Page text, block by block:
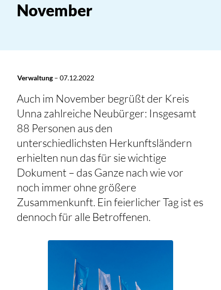
November
Verwaltung– 07.12.2022
Auch im November begrüßt der Kreis
Unna zahlreiche Neubürger: Insgesamt
88 Personen aus den
unterschiedlichsten Herkunftsländern
erhielten nun das für sie wichtige
Dokument – das Ganze nach wie vor
noch immer ohne größere
Zusammenkunft. Ein feierlicher Tag ist es
dennoch für alle Betroffenen.